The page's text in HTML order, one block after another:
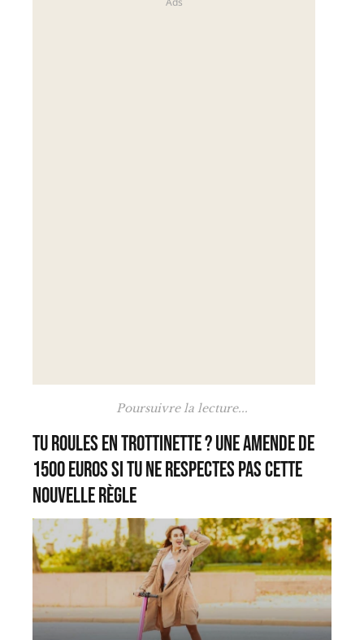
Poursuivre la lecture...
Tu roules en trottinette ? Une amende de
1500 euros si tu ne respectes pas cette
nouvelle règle